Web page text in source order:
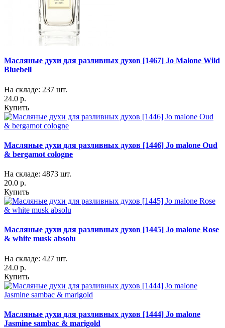
Масляные духи для разливных духов [1467] Jo Malone Wild
Bluebell
На складе: 237 шт.
24.0 р.
Купить
Масляные духи для разливных духов [1446] Jo malone Oud
& bergamot cologne
На складе: 4873 шт.
20.0 р.
Купить
Масляные духи для разливных духов [1445] Jo malone Rose
& white musk absolu
На складе: 427 шт.
24.0 р.
Купить
Масляные духи для разливных духов [1444] Jo malone
Jasmine sambac & marigold